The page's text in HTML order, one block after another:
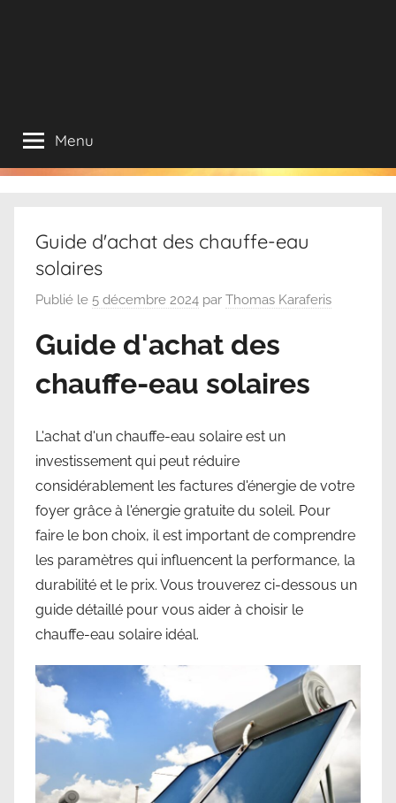
Menu
Guide d'achat des chauffe-eau
solaires
Publié le 5 décembre 2024 par Thomas Karaferis
Guide d'achat des
chauffe-eau solaires
L'achat d'un chauffe-eau solaire est un
investissement qui peut réduire
considérablement les factures d'énergie de votre
foyer grâce à l'énergie gratuite du soleil. Pour
faire le bon choix, il est important de comprendre
les paramètres qui influencent la performance, la
durabilité et le prix. Vous trouverez ci-dessous un
guide détaillé pour vous aider à choisir le
chauffe-eau solaire idéal.